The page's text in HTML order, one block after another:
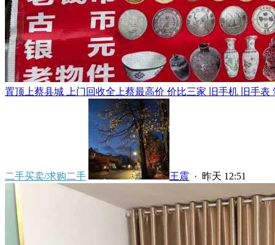
置顶 上蔡县城 上门回收全上蔡最高价 价比三家 旧手机 旧手表
二手买卖/求购二手 王震 · 昨天 12:51